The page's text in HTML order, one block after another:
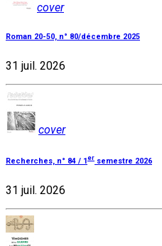
cover
Roman 20-50, n° 80/décembre 2025
31 juil. 2026
cover
Recherches, n° 84 / 1er semestre 2026
31 juil. 2026